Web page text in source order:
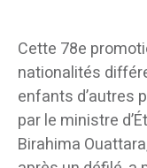
Cette 78e
nationalités
enfants d’autres
par le ministre
Birahima